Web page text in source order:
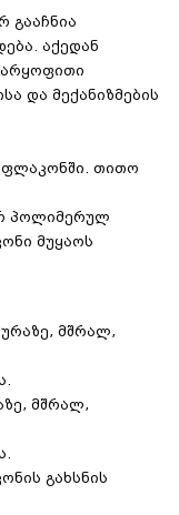
გააჩნია
აქედან
და მექანიზმების
თითო
პოლიმერულ
მუყაოს
მშრალ,
მშრალ,
გახსნის